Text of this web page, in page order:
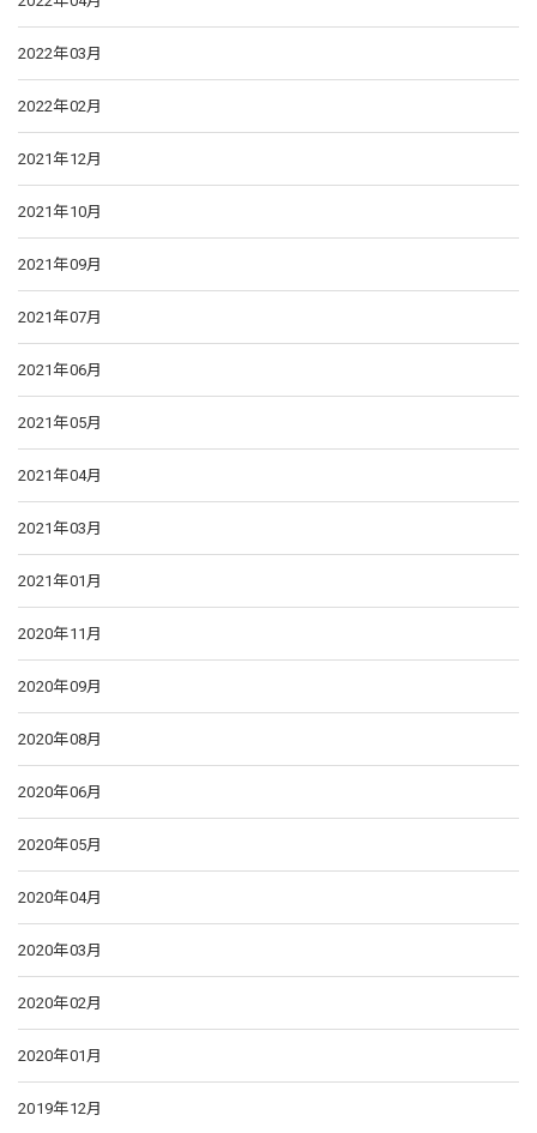
2022年03月
2022年02月
2021年12月
2021年10月
2021年09月
2021年07月
2021年06月
2021年05月
2021年04月
2021年03月
2021年01月
2020年11月
2020年09月
2020年08月
2020年06月
2020年05月
2020年04月
2020年03月
2020年02月
2020年01月
2019年12月